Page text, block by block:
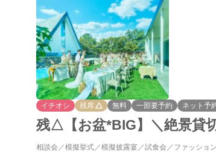
イチオシ 残席 無料 一部要予約 ネット予
残△【お盆*BIG】＼絶景貸
相談会 模擬挙式 模擬披露宴 試食会 ファッショ